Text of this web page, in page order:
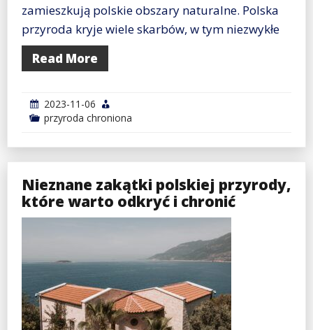
zamieszkują polskie obszary naturalne. Polska
przyroda kryje wiele skarbów, w tym niezwykłe
Read More
2023-11-06
przyroda chroniona
Nieznane zakątki polskiej przyrody,
które warto odkryć i chronić